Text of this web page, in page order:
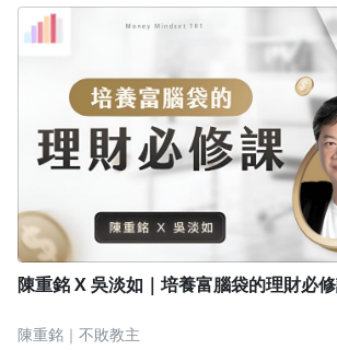
陳重銘 X 吳淡如｜培養富腦袋的理財必
陳重銘｜不敗教主